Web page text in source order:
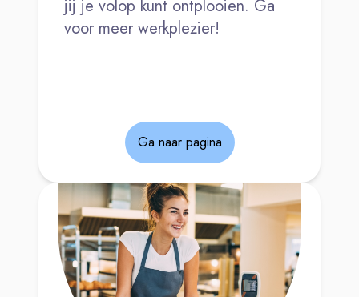
jij je volop kunt ontplooien. Ga
voor meer werkplezier!
Ga naar pagina